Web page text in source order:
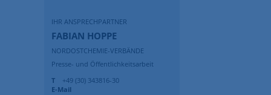
IHR ANSPRECHPARTNER
FABIAN HOPPE
NORDOSTCHEMIE-VERBÄNDE
Presse- und Öffentlichkeitsarbeit
T
+49 (30) 343816-30
E-Mail